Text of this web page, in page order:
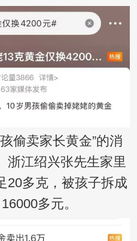
卖家长黄金”的消
浙江绍兴张先生家里
20多克，被孩子拆成
多元。